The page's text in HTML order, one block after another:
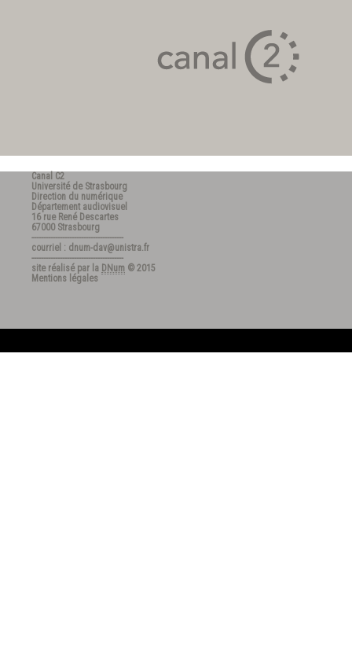
Canal C2
Université de Strasbourg
Direction du numérique
Département audiovisuel
16 rue René Descartes
67000 Strasbourg
---------------------------------------
courriel : dnum-dav@unistra.fr
---------------------------------------
site réalisé par la DNum © 2015
Mentions légales